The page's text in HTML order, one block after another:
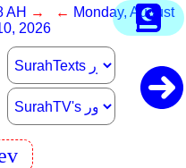
AH → ← Monday, August
2026